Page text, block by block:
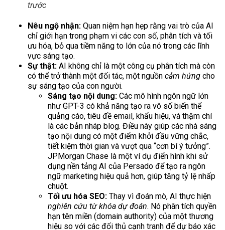
trước
Nêu ngộ nhận: Quan niệm hạn hẹp rằng vai trò của AI
chỉ giới hạn trong phạm vi các con số, phân tích và tối
ưu hóa, bỏ qua tiềm năng to lớn của nó trong các lĩnh
vực sáng tạo.
Sự thật: AI không chỉ là một công cụ phân tích mà còn
có thể trở thành một đối tác, một nguồn cảm hứng cho
sự sáng tạo của con người.
Sáng tạo nội dung: Các mô hình ngôn ngữ lớn
như GPT-3 có khả năng tạo ra vô số biến thể
quảng cáo, tiêu đề email, khẩu hiệu, và thậm chí
là các bản nháp blog. Điều này giúp các nhà sáng
tạo nội dung có một điểm khởi đầu vững chắc,
tiết kiệm thời gian và vượt qua “cơn bí ý tưởng”.
JPMorgan Chase là một ví dụ điển hình khi sử
dụng nền tảng AI của Persado để tạo ra ngôn
ngữ marketing hiệu quả hơn, giúp tăng tỷ lệ nhấp
chuột.
Tối ưu hóa SEO: Thay vì đoán mò, AI thực hiện
nghiên cứu từ khóa dự đoán. Nó phân tích quyền
hạn tên miền (domain authority) của một thương
hiệu so với các đối thủ cạnh tranh để dự báo xác